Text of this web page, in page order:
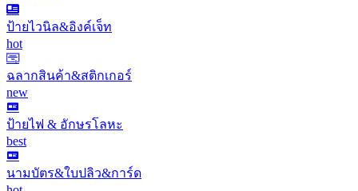
ป้ายไวนิล&อิงค์เจ็ท
hot
ฉลากสินค้า&สติกเกอร์
new
ป้ายไฟ & อักษรโลหะ
best
นามบัตร&ใบปลิว&การ์ด